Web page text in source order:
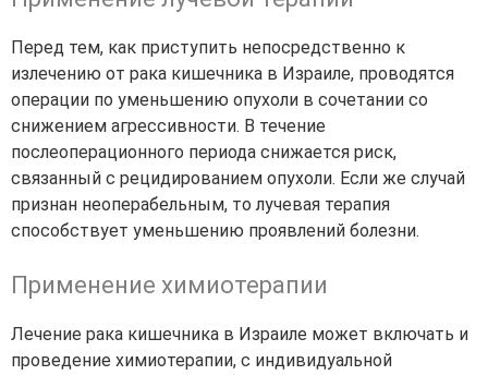
Перед тем, как приступить непосредственно к
излечению от рака кишечника в Израиле, проводятся
операции по уменьшению опухоли в сочетании со
снижением агрессивности. В течение
послеоперационного периода снижается риск,
связанный с рецидированием опухоли. Если же случай
признан неоперабельным, то лучевая терапия
способствует уменьшению проявлений болезни.
Применение химиотерапии
Лечение рака кишечника в Израиле может включать и
проведение химиотерапии, с индивидуальной